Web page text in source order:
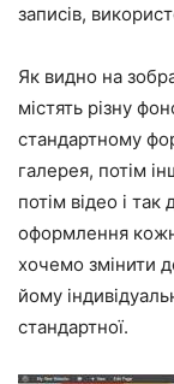
записів,
Як видно на
містять різну
стандартному
галерея, потім
потім відео і
оформлення
хочемо змінити
йому
стандартної.